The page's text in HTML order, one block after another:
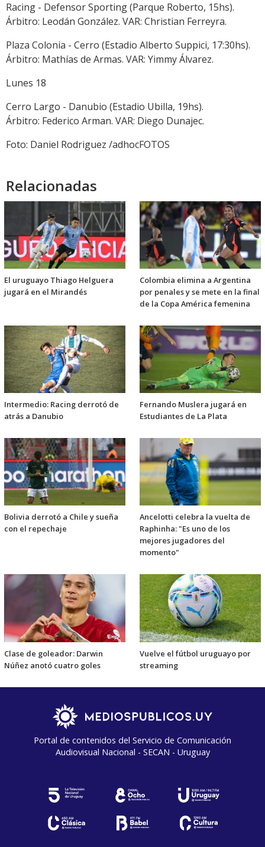
Racing - Defensor Sporting (Parque Roberto, 15hs).
Árbitro: Leodán González. VAR: Christian Ferreyra.
Plaza Colonia - Cerro (Estadio Alberto Suppici, 17:30hs).
Árbitro: Mathías de Armas. VAR: Yimmy Álvarez.
Lunes 18
Cerro Largo - Danubio (Estadio Ubilla, 19hs).
Árbitro: Federico Arman. VAR: Diego Dunajec.
Foto: Daniel Rodriguez /adhocFOTOS
Relacionadas
El uruguayo Thiago Helguera
jugará en el Mirandés
Colombia elimina a Argentina
por penales y se mete en la final
de la Copa América femenina
Intermedio: Racing derrotó de
atrás a Danubio
Fernando Muslera jugará en
Estudiantes de La Plata
Bolivia derrotó a Chile y sueña
con el repechaje
Ancelotti celebra la vuelta de
Raphinha: "Es uno de los
mejores jugadores del
momento"
Clase de goleador: Darwin
Núñez anotó cuatro goles
Vuelve el fútbol uruguayo por
streaming
Portal de contenidos del Servicio de Comunicación
Audiovisual Nacional - SECAN - Uruguay